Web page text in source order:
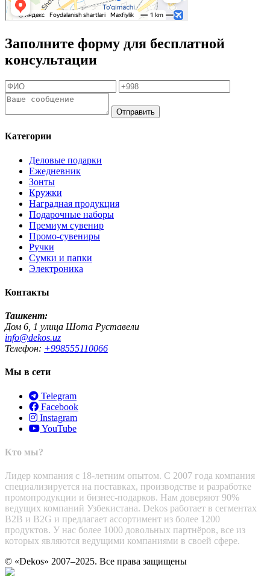
Заполните форму для бесплатной
консультации
Отправить
Категории
Деловые подарки
Ежедневник
Зонты
Кружки
Наградная продукция
Подарочные наборы
Премиум сувенир
Промо-сувениры
Ручки
Сумки и папки
Электроника
Контакты
Ташкент:
Дом 6, 1 улица Шота Руставели
info@dekos.uz
Телефон: +998555110066
Мы в сети
Telegram
Facebook
Instagram
YouTube
Кто мы?
Лидер компания с 18-летним опытом. С 2007 года компания
специализируется на поставках, производстве и разработке
промопродукции и бизнес-подарков. Нам доверяют 90%
ведущих компаний Узбекистана. Dekos работает в сегментах
B2B и B2G и предлагает ассортимент из более 1200
продуктов. У нас более 1000 довольных партнёров, все из
которых являются ведущими компаниями в своей сфере.
© «Dekos» 2007–2025. Все права защищены